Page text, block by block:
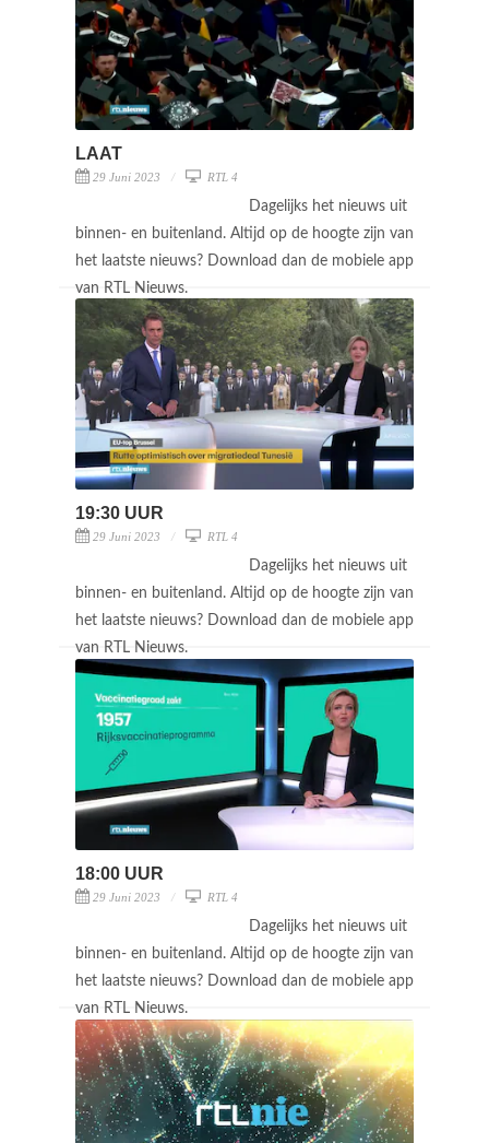
LAAT
29 Juni 2023 RTL 4
Dagelijks het nieuws uit
binnen- en buitenland. Altijd op de hoogte zijn van
het laatste nieuws? Download dan de mobiele app
van RTL Nieuws.
19:30 UUR
29 Juni 2023 RTL 4
Dagelijks het nieuws uit
binnen- en buitenland. Altijd op de hoogte zijn van
het laatste nieuws? Download dan de mobiele app
van RTL Nieuws.
18:00 UUR
29 Juni 2023 RTL 4
Dagelijks het nieuws uit
binnen- en buitenland. Altijd op de hoogte zijn van
het laatste nieuws? Download dan de mobiele app
van RTL Nieuws.